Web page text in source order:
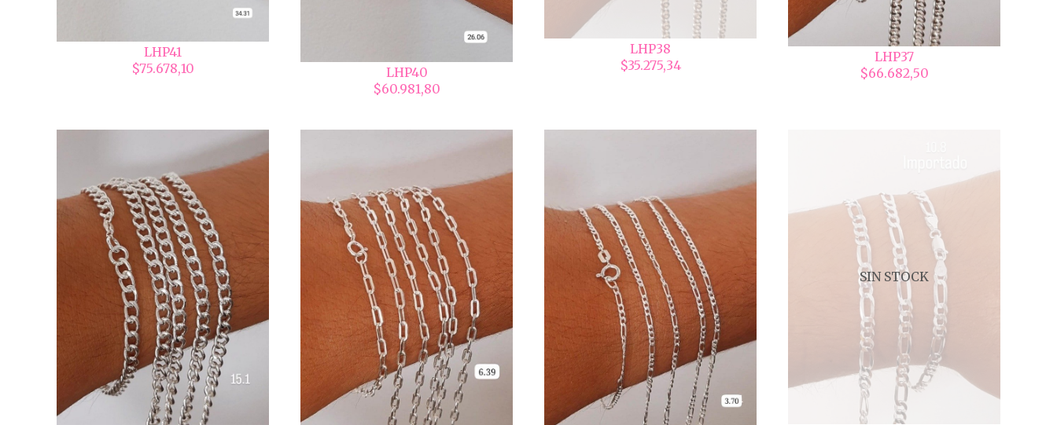
LHP41
$75.678,10
LHP40
$60.981,80
LHP38
$35.275,34
LHP37
$66.682,50
SIN STOCK